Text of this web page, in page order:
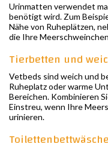
Urinmatten verwendet
benötigt wird. Zum
Nähe von Ruheplätzen,
die Ihre
Tierbetten und
Vetbeds sind weich und
Ruheplatz oder warme
Bereichen. Kombinieren
Einstreu, wenn Ihre
urinieren.